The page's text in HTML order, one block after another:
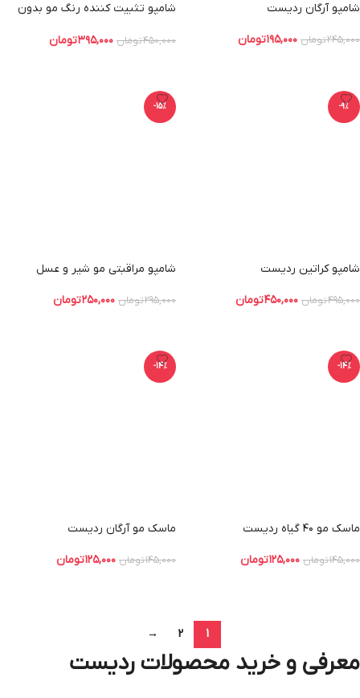
شامپو آرگان ردیست
۲۴۵,۰۰۰تومان ۱۹۵,۰۰۰تومان
شامپو تثبیت کننده رنگ مو بدون
۴۵۰,۰۰۰تومان ۳۹۵,۰۰۰تومان
-9%
شامپو کراتین ردیست
۴۹۵,۰۰۰تومان ۴۵۰,۰۰۰تومان
-15%
شامپو مراقبتی مو شیر و عسل
۲۹۵,۰۰۰تومان ۲۵۰,۰۰۰تومان
-14%
ماسک مو ۴۰ گیاه ردیست
۱۴۵,۰۰۰تومان ۱۲۵,۰۰۰تومان
-14%
ماسک مو آرگان ردیست
۱۴۵,۰۰۰تومان ۱۲۵,۰۰۰تومان
1
2
→
معرفی و خرید محصولات ردیست